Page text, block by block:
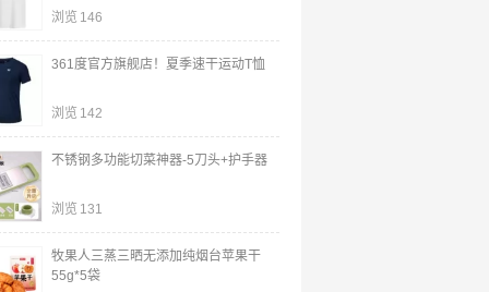
浏览 146
361度官方旗舰店！夏季速干运动T恤
浏览 142
不锈钢多功能切菜神器-5刀头+护手器
浏览 131
牧果人三蒸三晒无添加纯烟台苹果干
55g*5袋